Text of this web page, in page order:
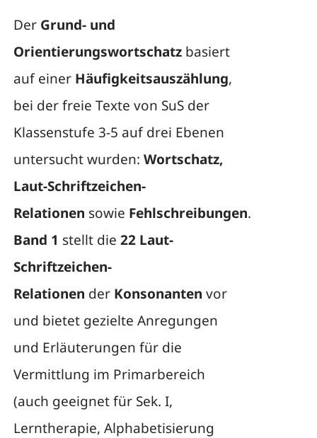
Der Grund- und
Orientierungswortschatzbasiert
auf einer Häufigkeitsauszählung,
bei der freie Texte von SuS der
Klassenstufe 3-5 auf drei Ebenen
untersucht wurden: Wortschatz,
Laut-Schriftzeichen-
Relationen sowie Fehlschreibungen.
Band 1 stellt die 22 Laut-
Schriftzeichen-
Relationen der Konsonanten vor
und bietet gezielte Anregungen
und Erläuterungen für die
Vermittlung im Primarbereich
(auch geeignet für Sek. I,
Lerntherapie, Alphabetisierung